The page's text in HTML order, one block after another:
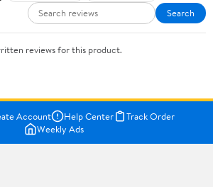
Search
reviews for this product.
Account Help Center
Track Order
Weekly Ads